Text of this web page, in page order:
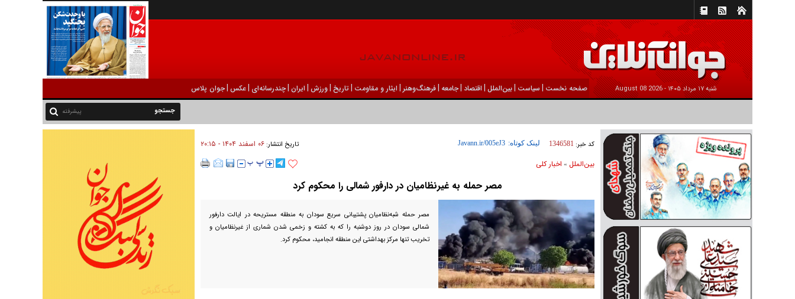
شنبه ۱۷ مرداد ۱۴۰۵ - 2026 August 08 صفحه نخست | سیاست |بين‌الملل | اقتصاد |جامعه |فرهنگ‌و‌هنر | ایثار و مقاومت |تاریخ |ورزش | ايران |چندرسانه‌ای |عکس |جوان پلاس
پیشرفته
کد خبر: 1346581 لینک کوتاه: تاریخ انتشار:۰۶ اسفند ۱۴۰۴ - ۲۰:۱۵
بين‌الملل » اخبار كلی
مصر حمله به غیرنظامیان در دارفور شمالی را محکوم کرد
مصر حمله شبه‌نظامیان پشتیبانی سریع سودان به منطقه مستریحه در ایالت دارفور
شمالی سودان در روز دوشنبه را که به کشته و زخمی شدن شماری از غیرنظامیان و
تخریب تنها مرکز بهداشتی این منطقه انجامید، محکوم کرد.